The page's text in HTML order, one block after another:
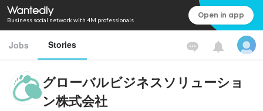
Business social network with 4M professionals Open in app
Jobs Stories
グローバルビジネスソリューショ
ン株式会社